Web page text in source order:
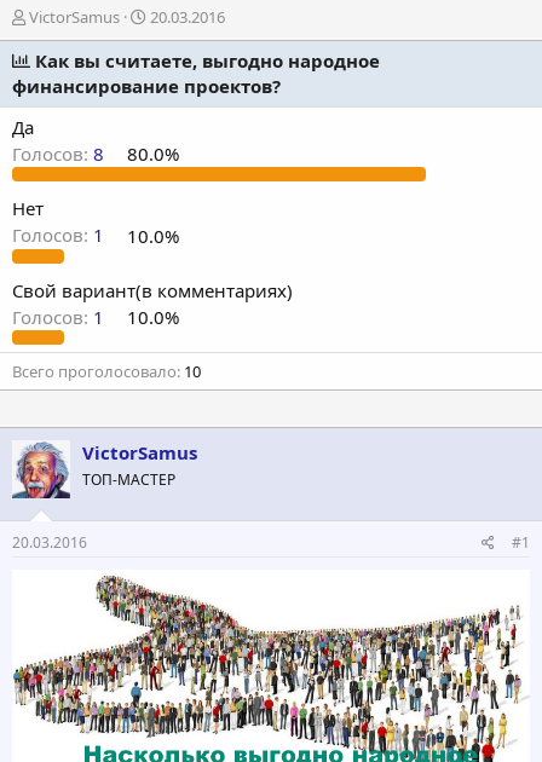
А
в
о
р
т
е
м
VictorSamus
Д
а
т
а
н
ч
а
20.03.2016
Как вы считаете, выгодно народное
финансирование проектов?
Да
Голосов: 8 80.0%
Нет
Голосов: 1 10.0%
Свой вариант(в комментариях)
Голосов: 1 10.0%
Всего проголосовало 10
VictorSamus
ТОП-МАСТЕР
20.03.2016 #1